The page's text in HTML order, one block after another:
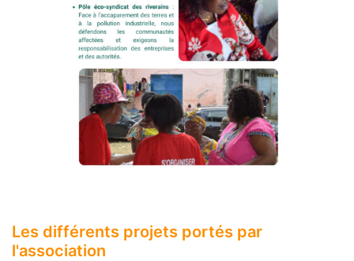
Les différents projets portés par
l'association